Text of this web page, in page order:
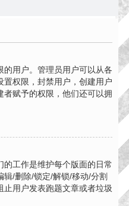
用户。管理员用户可以从各
权限，封禁用户，创建用户
赋予的权限，他们还可以拥
工作是维护每个版面的日常
/删除/锁定/解锁/移动/分割
止用户发表跑题文章或者垃圾